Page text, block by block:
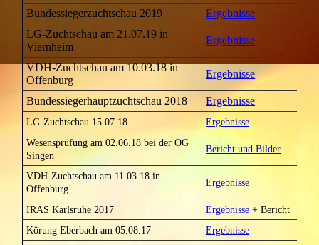
Bundessiegerzuchtschau 2019
Ergebnisse
LG-Zuchtschau am 21.07.19 in
Viernheim
Ergebnisse
VDH-Zuchtschau am 10.03.18 in
Offenburg
Ergebnisse
Bundessiegerhauptzuchtschau 2018 Ergebnisse
LG-Zuchtschau 15.07.18
Ergebnisse
Wesensprüfung am 02.06.18 bei der OG
Singen
Bericht und Bilder
VDH-Zuchtschau am 11.03.18 in
Offenburg
Ergebnisse
IRAS Karlsruhe 2017 Ergebnisse + Bericht
Körung Eberbach am 05.08.17
Ergebnisse